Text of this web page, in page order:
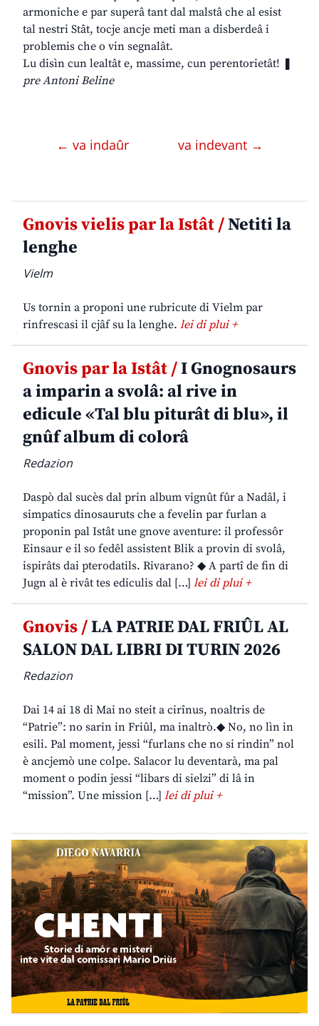
armoniche e par superâ tant dal malstâ che al esist
tal nestri Stât, tocje ancje meti man a disberdeâ i
problemis che o vin segnalât.
Lu disìn cun lealtât e, massime, cun perentorietât! ❚
pre Antoni Beline
← va indaûr va indevant →
Gnovis vielis par la Istât /Netiti la
lenghe
Vielm
Us tornin a proponi une rubricute di Vielm par
rinfrescasi il cjâf su la lenghe. lei di plui +
Gnovis par la Istât /I Gnognosaurs
a imparin a svolâ: al rive in
edicule «Tal blu piturât di blu», il
gnûf album di colorâ
Redazion
Daspò dal sucès dal prin album vignût fûr a Nadâl, i
simpatics dinosauruts che a fevelin par furlan a
proponin pal Istât une gnove aventure: il professôr
Einsaur e il so fedêl assistent Blik a provin di svolâ,
ispirâts dai pterodatils. Rivarano? ◆ A partî de fin di
Jugn al è rivât tes ediculis dal […] lei di plui +
Gnovis /LA PATRIE DAL FRIÛL AL
SALON DAL LIBRI DI TURIN 2026
Redazion
Dai 14 ai 18 di Mai no steit a cirînus, noaltris de
“Patrie”: no sarin in Friûl, ma inaltrò.◆ No, no lìn in
esili. Pal moment, jessi “furlans che no si rindin” nol
è ancjemò une colpe. Salacor lu deventarà, ma pal
moment o podin jessi “libars di sielzi” di lâ in
“mission”. Une mission […] lei di plui +